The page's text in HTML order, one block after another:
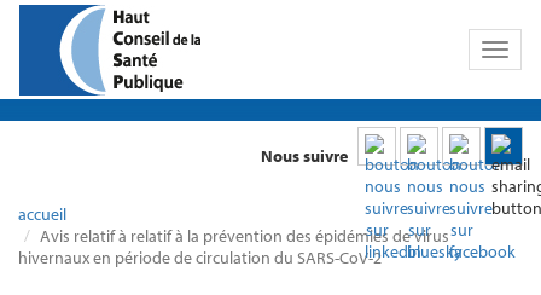
Toggle
Nous suivre
accueil
Avis relatif à relatif à la prévention des épidémies de virus
hivernaux en période de circulation du SARS-CoV-2